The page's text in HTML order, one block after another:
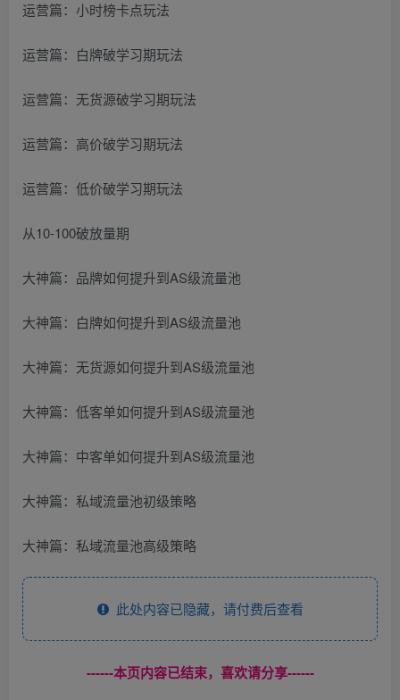
运营篇：小时榜卡点玩法
运营篇：白牌破学习期玩法
运营篇：无货源破学习期玩法
运营篇：高价破学习期玩法
运营篇：低价破学习期玩法
从10-100破放量期
大神篇：品牌如何提升到AS级流量池
大神篇：白牌如何提升到AS级流量池
大神篇：无货源如何提升到AS级流量池
大神篇：低客单如何提升到AS级流量池
大神篇：中客单如何提升到AS级流量池
大神篇：私域流量池初级策略
大神篇：私域流量池高级策略
此处内容已隐藏，请付费后查看
------本页内容已结束，喜欢请分享------